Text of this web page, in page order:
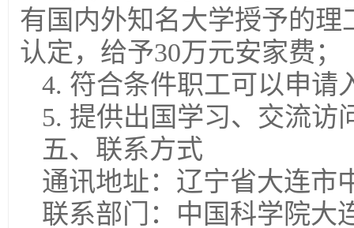
有国内外知名大学授予的
认定，给予30万元安家费；
4. 符合条件职工可以申请
5. 提供出国学习、交流访
五、联系方式
通讯地址：辽宁省大连市
联系部门：中国科学院大